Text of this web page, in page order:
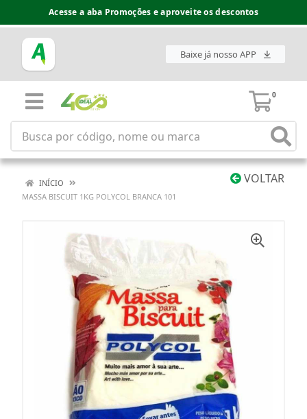
Acesse a aba Promoções e aproveite os descontos
Baixe já nosso APP
0
VOLTAR
INÍCIO
MASSA BISCUIT 1KG POLYCOL BRANCA 101